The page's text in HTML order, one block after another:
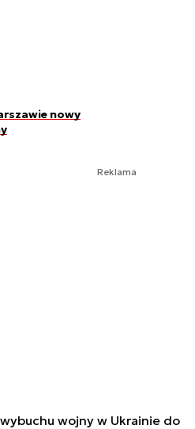
nowy
Reklama
wojny w Ukrainie do